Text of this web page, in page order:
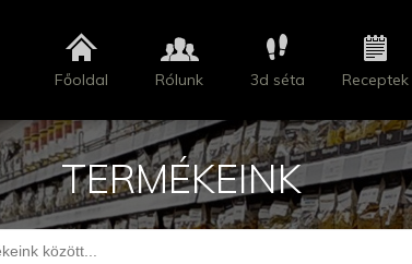
Főoldal Rólunk 3d séta Receptek
TERMÉKEINK